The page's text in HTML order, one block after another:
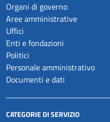
Organi di governo
Aree amministrative
Uffici
Enti e fondazioni
Politici
Personale amministrativo
Documenti e dati
CATEGORIE DI SERVIZIO